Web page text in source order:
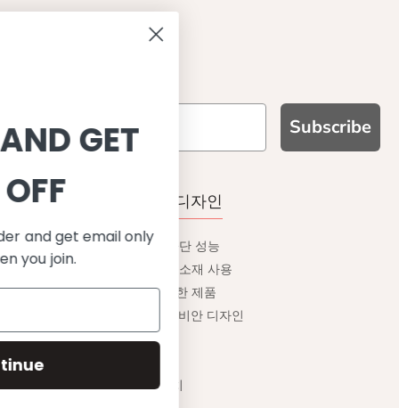
Contact us
Subscribe
WHY CHOOSE US?
기능성과 품질, 그리고 디자인
UPF 50+ 최고 수준 UV 차단 성능
이탈리아산 최고급 원단과 소재 사용
환경을 생각하는 지속가능한 제품
유럽에서 생산된, 스칸디나비안 디자인
스타일리시함과 정교함
편안한 핏
무한한 조합으로 믹스&매치
SIGN UP AND GET
10% OFF
Save on your first order and get email only
offers when you join.